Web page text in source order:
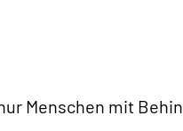
Menschen mit